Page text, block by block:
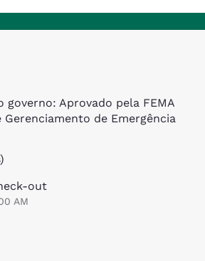
governo: Aprovado pela FEMA
Gerenciamento de Emergência
out
AM